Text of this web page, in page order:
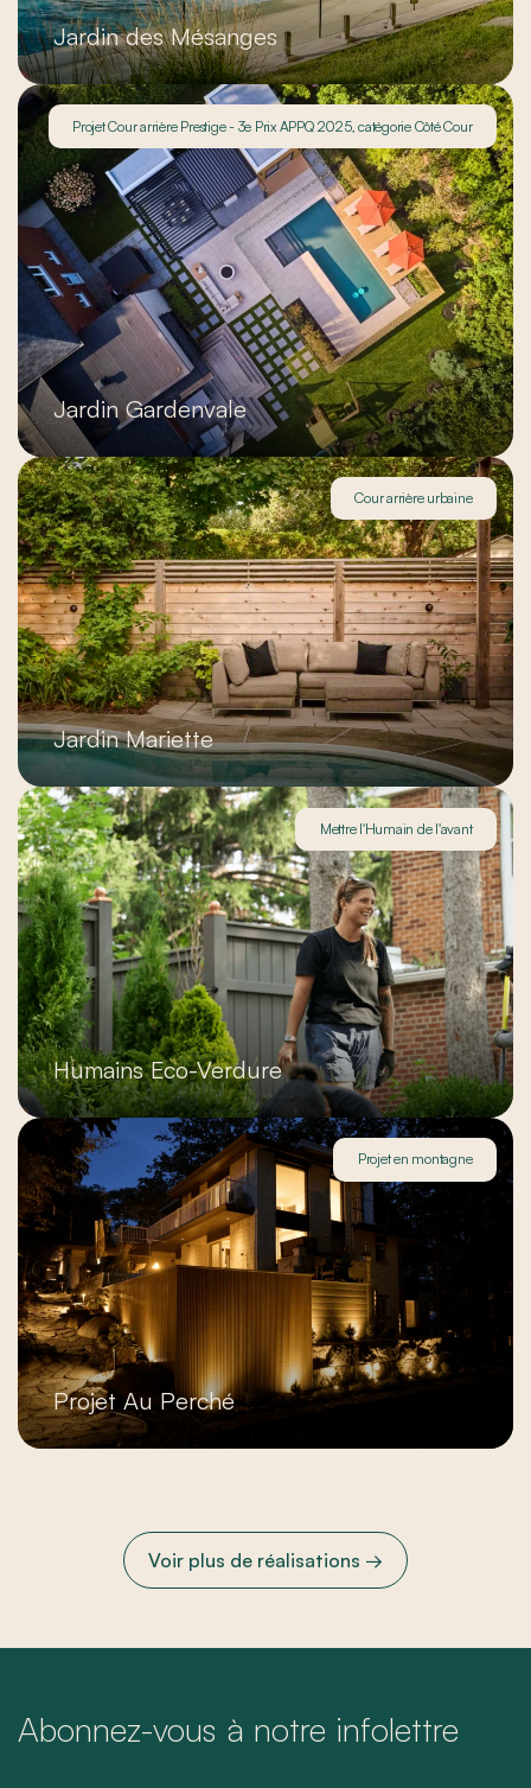
Jardin des Mésanges
Jardin Gardenvale
Projet Cour arrière Prestige - 3e Prix APPQ 2025, catégorie Côté Cour
Jardin Mariette
Cour arrière urbaine
Humains Eco-Verdure
Mettre l'Humain de l'avant
Projet Au Perché
Projet en montagne
Voir plus de réalisations →
Abonnez-vous à notre infolettre